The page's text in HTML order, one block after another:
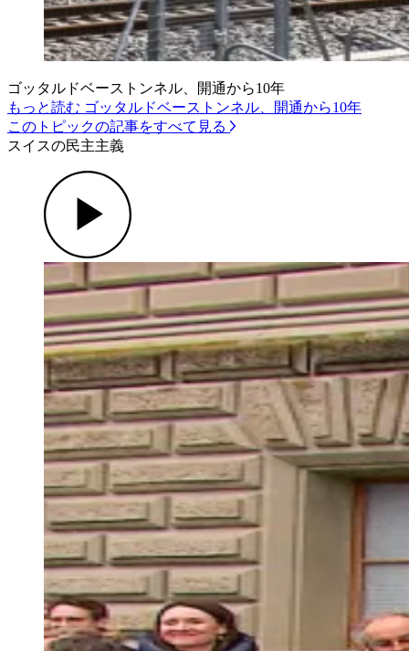
ゴッタルドベーストンネル、開通から10年
もっと読む ゴッタルドベーストンネル、開通から10年
このトピックの記事をすべて見る
スイスの民主主義